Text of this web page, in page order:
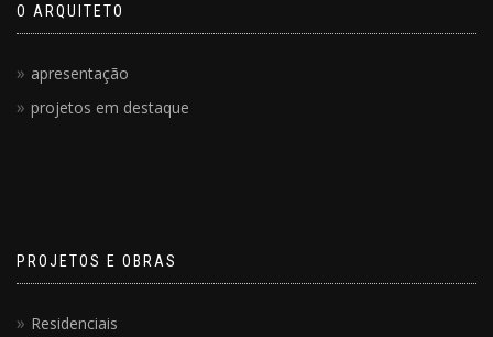
O ARQUITETO
apresentação
projetos em destaque
PROJETOS E OBRAS
Residenciais